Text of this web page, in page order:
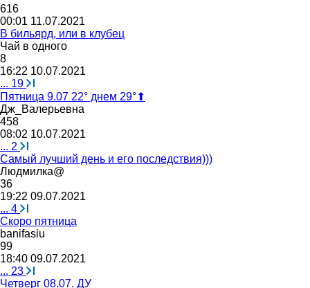
616
00:01 11.07.2021
В бильярд, или в клубец
Чай в одного
8
16:22 10.07.2021
... 19
Пятница 9.07 22° днем 29°⬆
Дж
Валepьeвна
458
08:02 10.07.2021
... 2
Самый лучший день и его последствия)))
Людмилка@
36
19:22 09.07.2021
... 4
Скоро пятница
banifasiu
99
18:40 09.07.2021
... 23
Четверг 08.07. ДУ